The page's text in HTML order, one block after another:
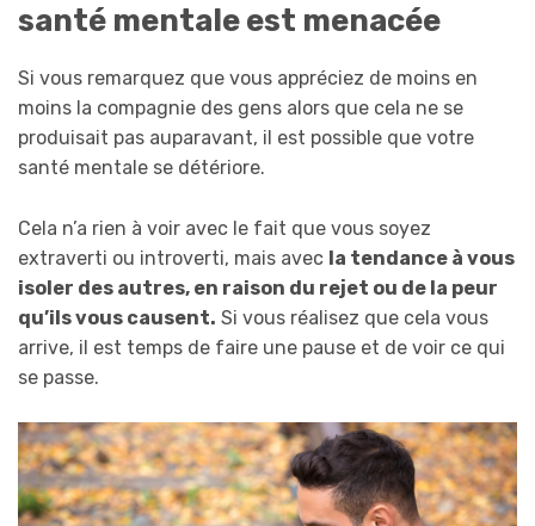
santé mentale est menacée
Si vous remarquez que vous appréciez de moins en
moins la compagnie des gens alors que cela ne se
produisait pas auparavant, il est possible que votre
santé mentale se détériore.
Cela n’a rien à voir avec le fait que vous soyez
extraverti ou introverti, mais avec la tendance à vous
isoler des autres, en raison du rejet ou de la peur
qu’ils vous causent. Si vous réalisez que cela vous
arrive, il est temps de faire une pause et de voir ce qui
se passe.